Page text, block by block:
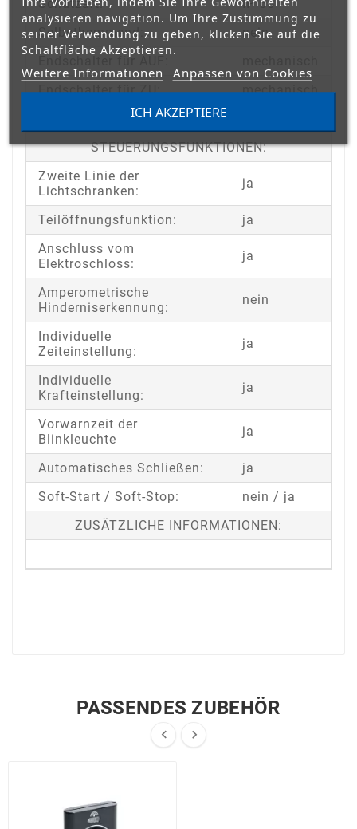
Schutzart:
IP 55
Selbsthemmend:
nein
Endschalter für AUF:
Endschalter für ZU:
mechanisch
STEUERUNGSFUNKTIONEN:
Zweite Linie der
Lichtschranken:
ja
Teilöffnungsfunktion:
ja
Anschluss vom
Elektroschloss:
ja
Amperometrische
Hinderniserkennung:
nein
Individuelle
Zeiteinstellung:
ja
Individuelle
Krafteinstellung:
ja
Vorwarnzeit der
Blinkleuchte
ja
Automatisches Schließen:
ja
Soft-Start / Soft-Stop:
nein / ja
ZUSÄTZLICHE INFORMATIONEN:
PASSENDES ZUBEHÖR
 
analysieren navigation. Um Ihre Zustimmung zu
seiner Verwendung zu geben, klicken Sie auf die
Schaltfläche Akzeptieren.
Weitere Informationen Anpassen von Cookies
ICH AKZEPTIERE